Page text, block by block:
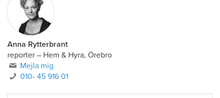
Anna Rytterbrant
reporter – Hem & Hyra, Örebro
Mejla mig
010- 45 916 01